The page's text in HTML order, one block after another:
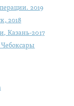
2019
2018
Казань-2017